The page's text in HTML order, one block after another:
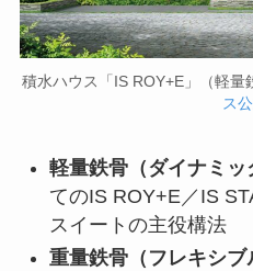
積水ハウス「IS ROY+E」（軽量
ス
軽量鉄骨（ダイナミッ
てのIS ROY+E／IS
スイートの主役構法
重量鉄骨（フレキシブ